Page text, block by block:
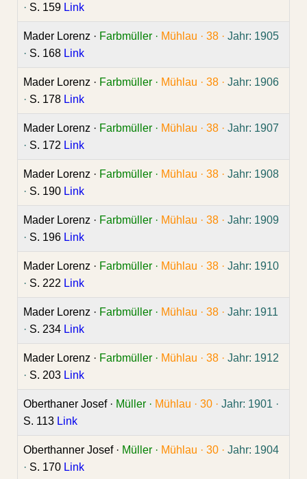
· S. 159 Link
Mader Lorenz · Farbmüller · Mühlau · 38 · Jahr: 1905
· S. 168 Link
Mader Lorenz · Farbmüller · Mühlau · 38 · Jahr: 1906
· S. 178 Link
Mader Lorenz · Farbmüller · Mühlau · 38 · Jahr: 1907
· S. 172 Link
Mader Lorenz · Farbmüller · Mühlau · 38 · Jahr: 1908
· S. 190 Link
Mader Lorenz · Farbmüller · Mühlau · 38 · Jahr: 1909
· S. 196 Link
Mader Lorenz · Farbmüller · Mühlau · 38 · Jahr: 1910
· S. 222 Link
Mader Lorenz · Farbmüller · Mühlau · 38 · Jahr: 1911
· S. 234 Link
Mader Lorenz · Farbmüller · Mühlau · 38 · Jahr: 1912
· S. 203 Link
Oberthaner Josef · Müller · Mühlau · 30 · Jahr: 1901 ·
S. 113 Link
Oberthanner Josef · Müller · Mühlau · 30 · Jahr: 1904
· S. 170 Link